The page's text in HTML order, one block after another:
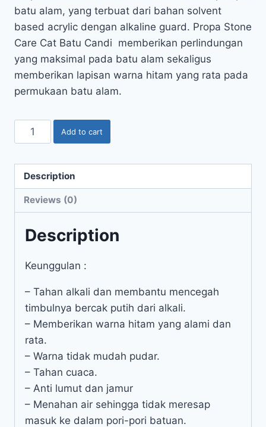
batu alam, yang terbuat dari bahan solvent
based acrylic dengan alkaline guard. Propa Stone
Care Cat Batu Candi memberikan perlindungan
yang maksimal pada batu alam sekaligus
memberikan lapisan warna hitam yang rata pada
permukaan batu alam.
Add to cart
Description
Reviews (0)
Description
Keunggulan :
– Tahan alkali dan membantu mencegah
timbulnya bercak putih dari alkali.
– Memberikan warna hitam yang alami dan
rata.
– Warna tidak mudah pudar.
– Tahan cuaca.
– Anti lumut dan jamur
– Menahan air sehingga tidak meresap
masuk ke dalam pori-pori batuan.